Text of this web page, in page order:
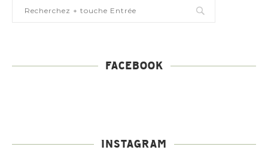
FACEBOOK
INSTAGRAM